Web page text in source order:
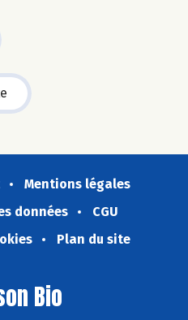
Mentions légales
données
CGU
Plan du site
Bio